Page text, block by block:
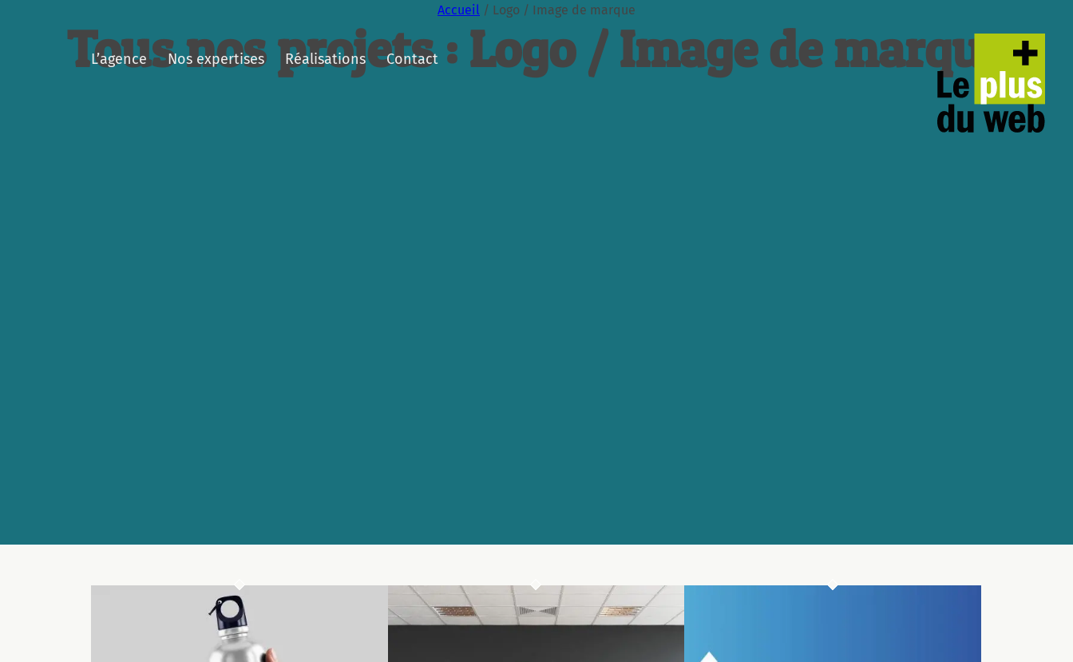
L’agence Nos expertises Réalisations Contact
Accueil / Logo / Image de marque
Tous nos projets : Logo / Image de marque